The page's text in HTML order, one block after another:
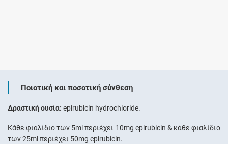
Ποιοτική και ποσοτική σύνθεση
Δραστική ουσία: epirubicin hydrochloride.
Κάθε φιαλίδιο των 5ml περιέχει 10mg epirubicin & κάθε φιαλίδιο
των 25ml περιέχει 50mg epirubicin.